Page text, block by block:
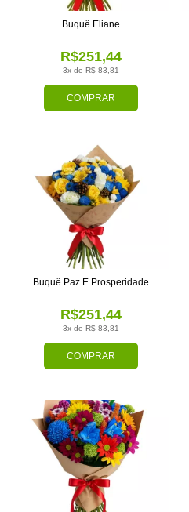
COMPRAR
3x de R$ 83,81
R$251,44
Buquê Eliane
COMPRAR
3x de R$ 83,81
R$251,44
Buquê Paz E Prosperidade